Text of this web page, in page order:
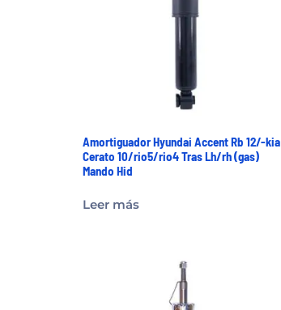
Amortiguador Hyundai Accent Rb 12/-kia
Cerato 10/rio5/rio4 Tras Lh/rh (gas)
Mando Hid
Leer más